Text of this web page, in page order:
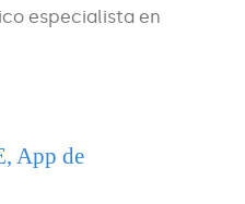
especialista en
App de